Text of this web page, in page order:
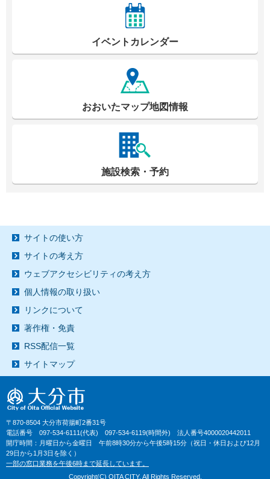
イベントカレンダー
おおいたマップ地図情報
施設検索・予約
サイトの使い方
サイトの考え方
ウェブアクセシビリティの考え方
個人情報の取り扱い
リンクについて
著作権・免責
RSS配信一覧
サイトマップ
〒870-8504 大分市荷揚町2番31号
電話番号 097-534-6111(代表) 097-534-6119(時間外) 法人番号4000020442011
開庁時間：月曜日から金曜日 午前8時30分から午後5時15分（祝日・休日および12月
29日から1月3日を除く）
一部の窓口業務を午後6時まで延長しています。
Copyright(C) OITA CITY. All Rights Reserved.